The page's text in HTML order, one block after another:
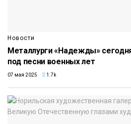
Новости
Металлурги «Надежды»
под песни военных лет
07 мая 2025 1.7k